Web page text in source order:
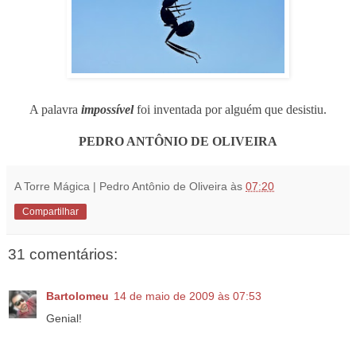
A palavra impossívelfoi inventada por alguém que desistiu.
PEDRO ANTÔNIO DE OLIVEIRA
A Torre Mágica | Pedro Antônio de Oliveira às 07:20
Compartilhar
31 comentários:
Bartolomeu 14 de maio de 2009 às 07:53
Genial!